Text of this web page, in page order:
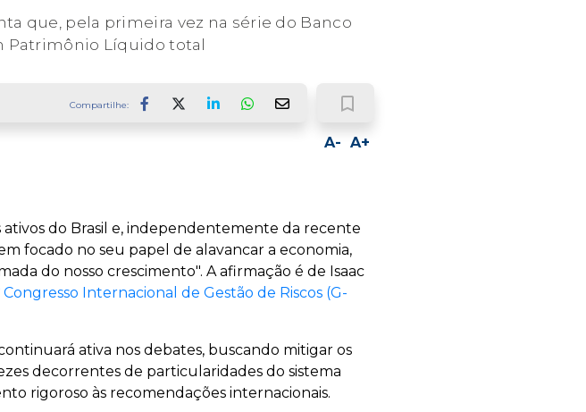
que, pela primeira vez na série do Banco
Patrimônio Líquido total
Compartilhe: bookmark_border
A+
A-
ativos do Brasil e, independentemente da recente
focado no seu papel de alavancar a economia,
do nosso crescimento". A afirmação é de Isaac
Congresso Internacional de Gestão de Riscos (G-
ativa nos debates, buscando mitigar os
decorrentes de particularidades do sistema
rigoroso às recomendações internacionais.